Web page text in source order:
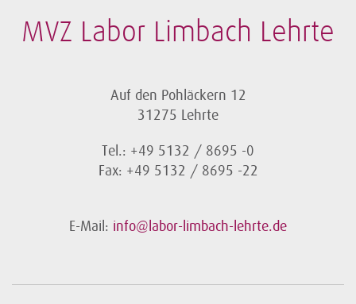
MVZ Labor Limbach Lehrte
Auf den Pohläckern 12
31275 Lehrte
Tel.: +49 5132 / 8695 -0
Fax: +49 5132 / 8695 -22
E-Mail: info@labor-limbach-lehrte.de